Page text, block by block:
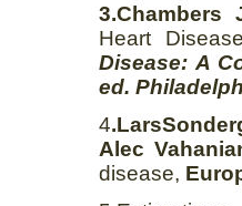
3.Chambers
Heart
Disease: A
ed.
4
Alec
disease,